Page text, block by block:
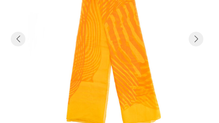
Previous Next